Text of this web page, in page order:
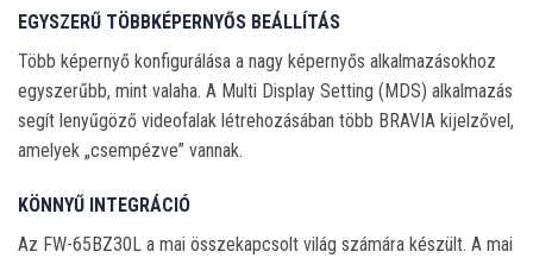
EGYSZERŰ TÖBBKÉPERNYŐS BEÁLLÍTÁS
Több képernyő konfigurálása a nagy képernyős alkalmazásokhoz
egyszerűbb, mint valaha. A Multi Display Setting (MDS) alkalmazás
segít lenyűgöző videofalak létrehozásában több BRAVIA kijelzővel,
amelyek „csempézve” vannak.
KÖNNYŰ INTEGRÁCIÓ
Az FW-65BZ30L a mai összekapcsolt világ számára készült. A mai